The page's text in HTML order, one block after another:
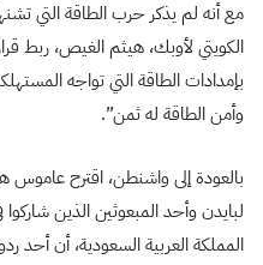
مع أنه لم يذكر حرب الطاقة التي
الكويتي لأوبك، هيثم الغيص، ربط
بإمدادات الطاقة التي تواجه
وأمن الطاقة له ثمن”.
بالعودة إلى واشنطن، اقترح
لبايدن وأحد المبعوثين الذين
المملكة العربية السعودية، أن أحد